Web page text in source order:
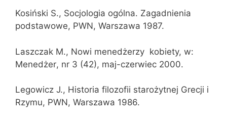
Kosiński S., Socjologia ogólna. Zagadnienia
podstawowe, PWN, Warszawa 1987.
Laszczak M., Nowi menedżerzy  kobiety, w:
Menedżer, nr 3 (42), maj-czerwiec 2000.
Legowicz J., Historia filozofii starożytnej Grecji i
Rzymu, PWN, Warszawa 1986.